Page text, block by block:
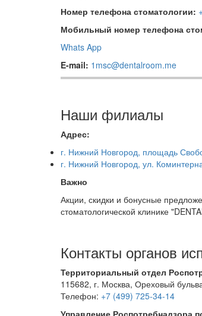
Номер телефона стоматологии:
Мобильный номер телефона
Whats App
E-mail: 1msc@dentalroom.me
Наши филиалы
Адрес:
г. Нижний Новгород, площадь
г. Нижний Новгород, ул.
Важно
Акции, скидки и бонусные
стоматологической клинике
Контакты органов
Территориальный отдел
115682, г. Москва, Ореховый
Телефон: +7 (499) 725-34-14
Управление Роспотребнадзора